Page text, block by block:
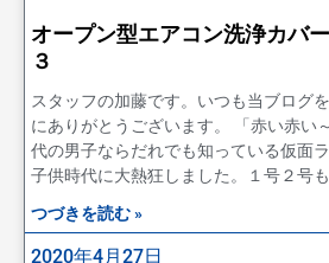
オープン型エアコン洗浄カバ
３
スタッフの加藤です。いつも当ブログ
にありがとうございます。 「赤い赤い
代の男子ならだれでも知っている仮面
子供時代に大熱狂しました。１号２号
つづきを読む »
2020年4月27日